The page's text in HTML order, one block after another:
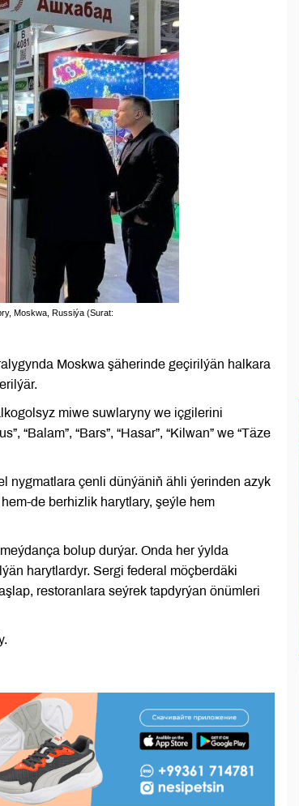
Moskwa, Russiýa (Surat:
Moskwa şäherinde geçirilýän halkara
miwe suwlaryny we içgilerini
“Balam”, “Bars”, “Hasar”, “Kilwan” we “Täze
nygmatlara çenli dünýäniň ähli ýerinden azyk
de berhizlik harytlary, şeýle hem
bolup durýar. Onda her ýylda
harytlardyr. Sergi federal möçberdäki
restoranlara seýrek tapdyrýan önümleri